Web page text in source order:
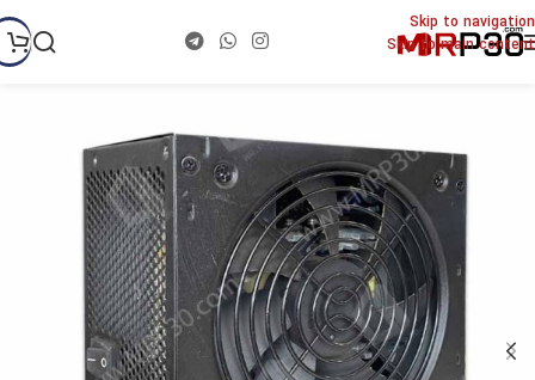
Skip to navigation
Skip to main content